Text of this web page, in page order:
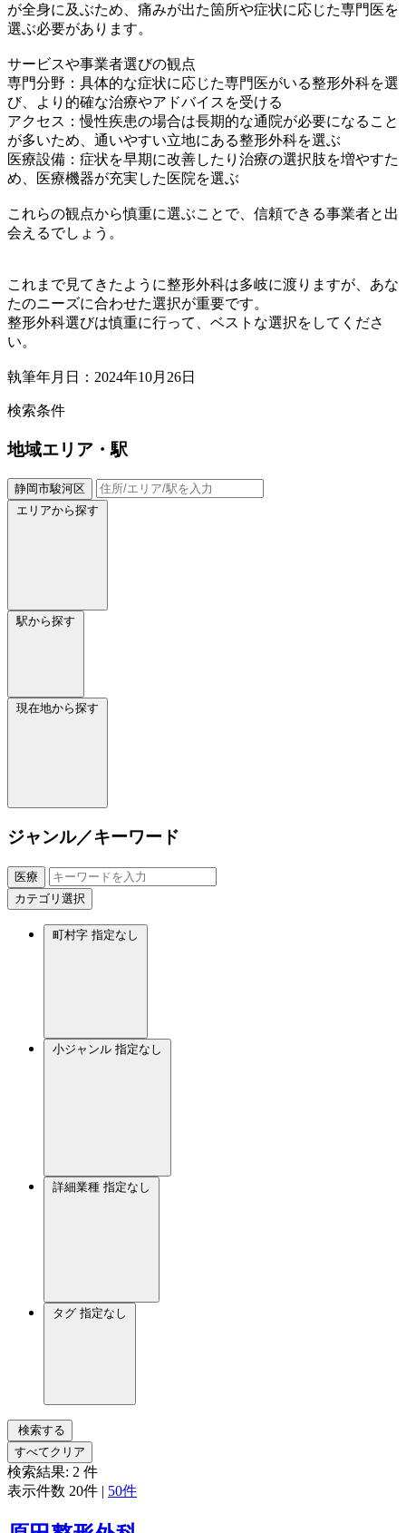
が全身に及ぶため、痛みが出た箇所や症状に応じた専門医を
選ぶ必要があります。
サービスや事業者選びの観点
専門分野：具体的な症状に応じた専門医がいる整形外科を選
び、より的確な治療やアドバイスを受ける
アクセス：慢性疾患の場合は長期的な通院が必要になること
が多いため、通いやすい立地にある整形外科を選ぶ
医療設備：症状を早期に改善したり治療の選択肢を増やすた
め、医療機器が充実した医院を選ぶ
これらの観点から慎重に選ぶことで、信頼できる事業者と出
会えるでしょう。
これまで見てきたように整形外科は多岐に渡りますが、あな
たのニーズに合わせた選択が重要です。
整形外科選びは慎重に行って、ベストな選択をしてくださ
い。
執筆年月日：2024年10月26日
検索条件
地域エリア・駅
静岡市駿河区
エリアから探す
駅から探す
現在地から探す
ジャンル／キーワード
医療
カテゴリ選択
町村字 指定なし
小ジャンル 指定なし
詳細業種 指定なし
タグ 指定なし
検索する
すべてクリア
検索結果: 2 件
表示件数 20件 | 50件